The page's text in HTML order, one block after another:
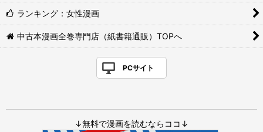
ランキング：女性漫画
中古本漫画全巻専門店（紙書籍通販）TOPへ
PCサイト
↓無料で漫画を読むならココ↓